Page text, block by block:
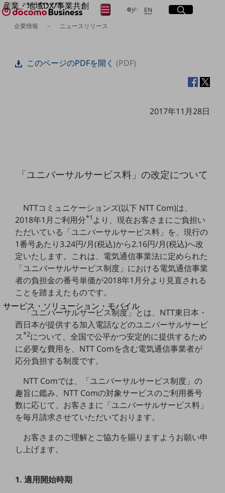
産業・地域DX/事業共創
OPEN HUB for Plural Futures
イベント/ウェビナー
Smart Mobility
地域の取り組み
地域社会を支える皆さまと地域課題の解決や
地域経済のさらなる活性化に取り組みます
自治体・地域社会との共創
LGPF(Local Government Platform)
別ウィンドウで開きます
サービス・ソリューション・モバイル
サービス・ソリューションTOP
DXに関する課題を解決する
サービス・ソリューションをご紹介
カテゴリーで探す
カテゴリーで探すTOP
ネットワーク・モバイル
クラウド・データセンター
電話・映像コミュニケーション
セキュリティ
JP日本語
EN Englishサイト内検索
開く
メニュー
開く
企業情報 ニュースリリース
このページのPDFを開く(PDF)
2017年11月28日
「ユニバーサルサービス料」の改定について
NTTコミュニケーションズ(以下 NTT Com)は、
2018年1月ご利用分*1 より、現在お客さまにご負担い
ただいている「ユニバーサルサービス料」を、現行の
1番号あたり3.24円/月(税込)から2.16円/月(税込)へ改
定いたします。これは、電気通信事業法に定められた
「ユニバーサルサービス制度」における電気通信事業
者の負担金の番号単価が2018年1月分より見直される
ことを踏まえたものです。
「ユニバーサルサービス制度」とは、NTT東日本・
西日本が提供する加入電話などのユニバーサルサービ
ス*2について、全国で公平かつ安定的に提供するため
に必要な費用を、NTT Comを含む電気通信事業者が
応分負担する制度です。
NTT Comでは、「ユニバーサルサービス制度」の
趣旨に鑑み、NTT Comの対象サービスのご利用番号
数に応じて、お客さまに「ユニバーサルサービス料」
を毎月請求させていただいております。
お客さまのご理解とご協力を賜りますようお願い申
し上げます。
1. 適用開始時期